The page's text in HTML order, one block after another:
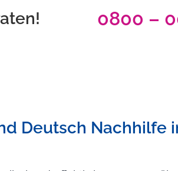
0800 –
Deutsch Nachhilfe